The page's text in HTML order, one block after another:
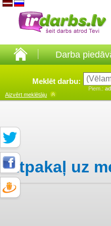
Darba
Meklēt darbu:
Piem.:
Aizvērt meklētāju
Atpakaļ uz